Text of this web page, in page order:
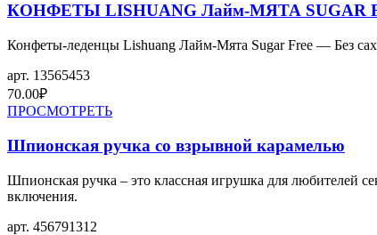
КОНФЕТЫ LISHUANG Лайм-МЯТА SUGAR
Конфеты-леденцы Lishuang Лайм-Мята Sugar Free — Без
арт. 13565453
70.00₽
ПРОСМОТРЕТЬ
Шпионская ручка со взрывной карамелью
Шпионская ручка – это классная игрушка для любителей
включения.
арт. 456791312